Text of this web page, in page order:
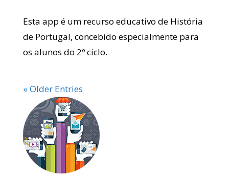
Esta app é um recurso educativo de História
de Portugal, concebido especialmente para
os alunos do 2º ciclo.
« Older Entries